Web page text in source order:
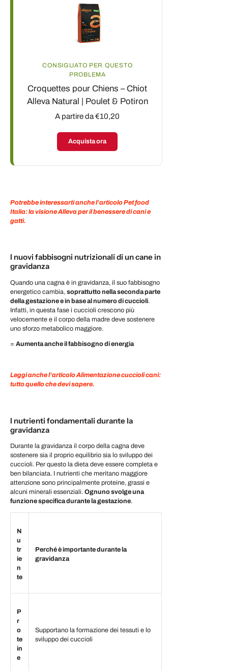
CONSIGLIATO PER QUESTO
PROBLEMA
Croquettes pour Chiens – Chiot
Alleva Natural | Poulet & Potiron
A partire da €10,20
Acquista ora
Potrebbe interessarti anche l’articolo Pet food
Italia: la visione Alleva per il benessere di cani e
gatti.
I nuovi fabbisogni nutrizionali di un cane in
gravidanza
Quando una cagna è in gravidanza, il suo fabbisogno
energetico cambia, soprattutto nella seconda parte
della gestazione e in base al numero di cuccioli.
Infatti, in questa fase i cuccioli crescono più
velocemente e il corpo della madre deve sostenere
uno sforzo metabolico maggiore.
= Aumenta anche il fabbisogno di energia
Leggi anche l’articolo Alimentazione cuccioli cani:
tutto quello che devi sapere.
I nutrienti fondamentali durante la
gravidanza
Durante la gravidanza il corpo della cagna deve
sostenere sia il proprio equilibrio sia lo sviluppo dei
cuccioli. Per questo la dieta deve essere completa e
ben bilanciata. I nutrienti che meritano maggiore
attenzione sono principalmente proteine, grassi e
alcuni minerali essenziali. Ognuno svolge una
funzione specifica durante la gestazione.
N
u
tr
ie
n
te
Perché è importante durante la
gravidanza
P
r
o
te
in
e
Supportano la formazione dei tessuti e lo
sviluppo dei cuccioli